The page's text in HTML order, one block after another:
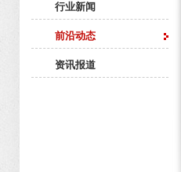
行业新闻
前沿动态
资讯报道